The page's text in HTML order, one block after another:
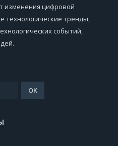
изменения цифровой
технологические тренды,
событий,